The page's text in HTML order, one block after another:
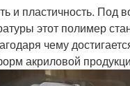
и пластичность. Под
этот полимер
чему
акриловой